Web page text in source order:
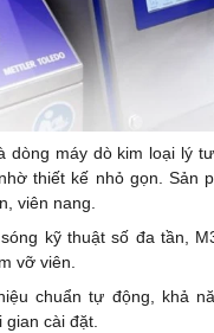
dòng máy dò kim loại lý
thiết kế nhỏ gọn. Sản
viên nang.
kỹ thuật số đa tần,
vỡ viên.
chuẩn tự động, khả
gian cài đặt.